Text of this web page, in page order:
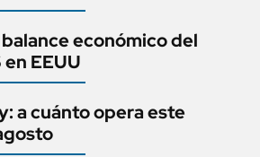
económico del
EEUU
a cuánto opera este